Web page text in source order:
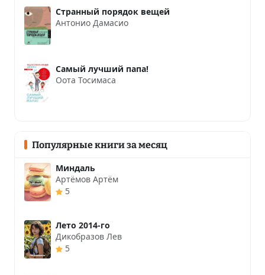
Странный порядок вещей
Антонио Дамасио
Самый лучший папа!
Оота Тосимаса
Популярные книги за месяц
Миндаль
Артёмов Артём
5
Лето 2014-го
Дикобразов Лев
5